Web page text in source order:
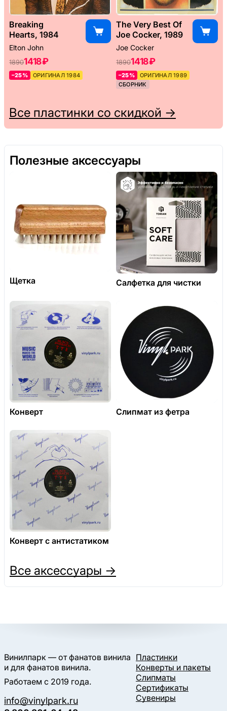
Breaking
Hearts, 1984
Elton John
18901418 ₽
–25% ОРИГИНАЛ 1984
The Very Best Of
Joe Cocker, 1989
Joe Cocker
18901418 ₽
–25%
ОРИГИНАЛ 1989
СБОРНИК
Все пластинки со скидкой →
Полезные аксессуары
Щетка Салфетка для чистки
Конверт Слипмат из фетра
Конверт с антистатиком
Все аксессуары →
Винилпарк — от фанатов винила
и для фанатов винила.
Работаем с 2019 года.
info@vinylpark.ru
Пластинки
Конверты и пакеты
Слипматы
Сертификаты
Сувениры